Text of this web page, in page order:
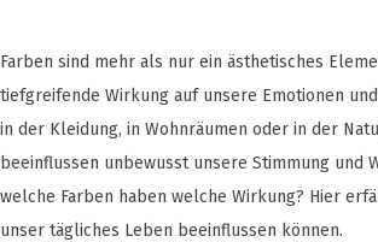
Farben sind mehr als nur ein ästhetisches
tiefgreifende Wirkung auf unsere Emotionen
in der Kleidung, in Wohnräumen oder in der
beeinflussen unbewusst unsere Stimmung und
welche Farben haben welche Wirkung? Hier
unser tägliches Leben beeinflussen können.